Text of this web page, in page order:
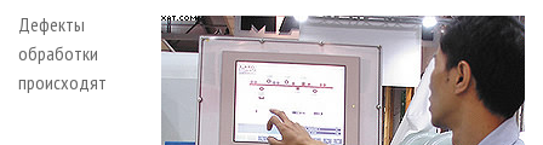
Дефекты
обработки
происходят